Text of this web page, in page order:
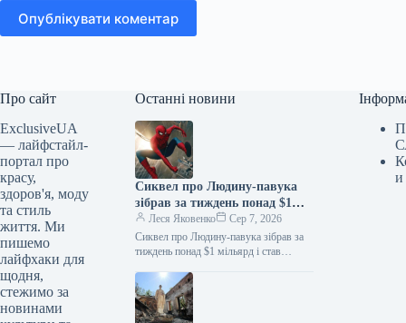
Опублікувати коментар
Про сайт
ExclusiveUA
— лайфстайл-
портал про
красу,
здоров'я, моду
та стиль
життя. Ми
пишемо
лайфхаки для
щодня,
стежимо за
новинами
Останні новини
Сиквел про Людину-павука
зібрав за тиждень понад $1
мільярд і став найкасовішим
фільмом року
Леся Яковенко
Сер 7, 2026
Сиквел про Людину-павука зібрав за
тиждень понад $1 мільярд і став
06.08.2026 10:28 Укрінформ Стрічка
«Людина-павук: Абсолютно…
и